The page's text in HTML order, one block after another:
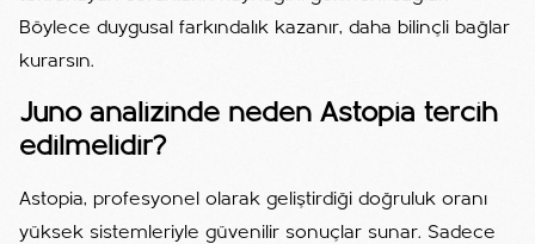
Böylece duygusal farkındalık kazanır, daha bilinçli bağlar
kurarsın.
Juno analizinde neden Astopia tercih
edilmelidir?
Astopia, profesyonel olarak geliştirdiği doğruluk oranı
yüksek sistemleriyle güvenilir sonuçlar sunar. Sadece